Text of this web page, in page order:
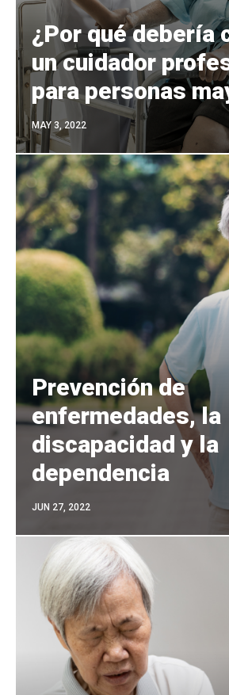
¿Por qué debería
un cuidador
para personas
MAY 3, 2022
Prevención de
enfermedades, la
discapacidad y la
dependencia
JUN 27, 2022